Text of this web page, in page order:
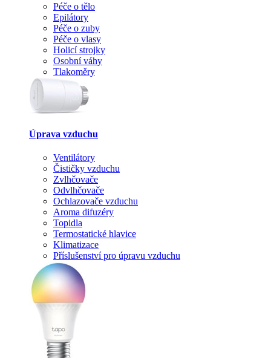
Péče o tělo
Epilátory
Péče o zuby
Péče o vlasy
Holicí strojky
Osobní váhy
Tlakoměry
Úprava vzduchu
Ventilátory
Čističky vzduchu
Zvlhčovače
Odvlhčovače
Ochlazovače vzduchu
Aroma difuzéry
Topidla
Termostatické hlavice
Klimatizace
Příslušenství pro úpravu vzduchu